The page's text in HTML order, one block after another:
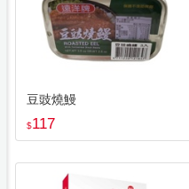
豆豉燒鰻
$117